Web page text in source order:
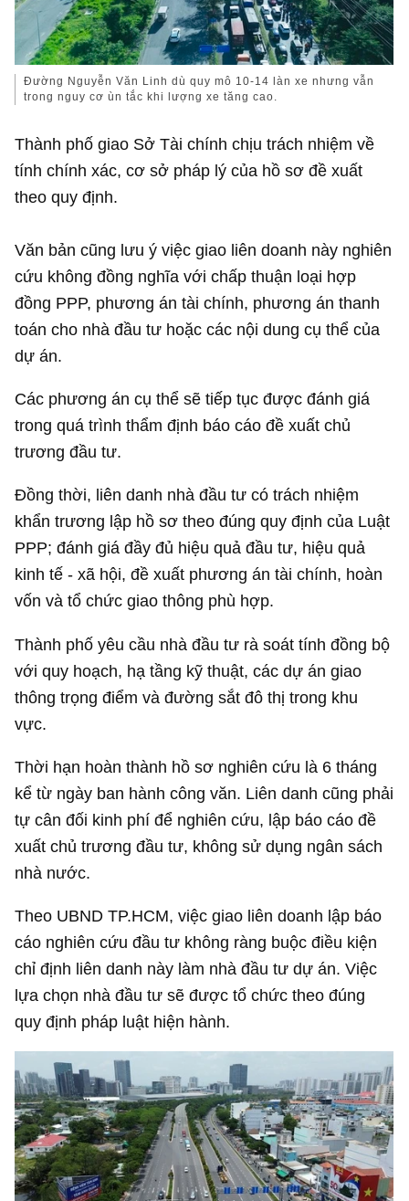
Đường Nguyễn Văn Linh dù quy mô 10-14 làn xe nhưng vẫn
trong nguy cơ ùn tắc khi lượng xe tăng cao.
Thành phố giao Sở Tài chính chịu trách nhiệm về
tính chính xác, cơ sở pháp lý của hồ sơ đề xuất
theo quy định.
Văn bản cũng lưu ý việc giao liên doanh này nghiên
cứu không đồng nghĩa với chấp thuận loại hợp
đồng PPP, phương án tài chính, phương án thanh
toán cho nhà đầu tư hoặc các nội dung cụ thể của
dự án.
Các phương án cụ thể sẽ tiếp tục được đánh giá
trong quá trình thẩm định báo cáo đề xuất chủ
trương đầu tư.
Đồng thời, liên danh nhà đầu tư có trách nhiệm
khẩn trương lập hồ sơ theo đúng quy định của Luật
PPP; đánh giá đầy đủ hiệu quả đầu tư, hiệu quả
kinh tế - xã hội, đề xuất phương án tài chính, hoàn
vốn và tổ chức giao thông phù hợp.
Thành phố yêu cầu nhà đầu tư rà soát tính đồng bộ
với quy hoạch, hạ tầng kỹ thuật, các dự án giao
thông trọng điểm và đường sắt đô thị trong khu
vực.
Thời hạn hoàn thành hồ sơ nghiên cứu là 6 tháng
kể từ ngày ban hành công văn. Liên danh cũng phải
tự cân đối kinh phí để nghiên cứu, lập báo cáo đề
xuất chủ trương đầu tư, không sử dụng ngân sách
nhà nước.
Theo UBND TP.HCM, việc giao liên doanh lập báo
cáo nghiên cứu đầu tư không ràng buộc điều kiện
chỉ định liên danh này làm nhà đầu tư dự án. Việc
lựa chọn nhà đầu tư sẽ được tổ chức theo đúng
quy định pháp luật hiện hành.